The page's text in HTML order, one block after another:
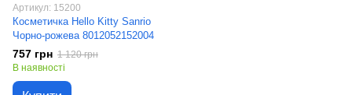
Артикул: 15200
Косметичка Hello Kitty Sanrio
Чорно-рожева 8012052152004
757 грн 1 120 грн
В наявності